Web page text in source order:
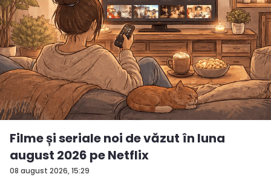
08 august 2026, 15:29
Filme și seriale noi de văzut în luna
august 2026 pe Netflix